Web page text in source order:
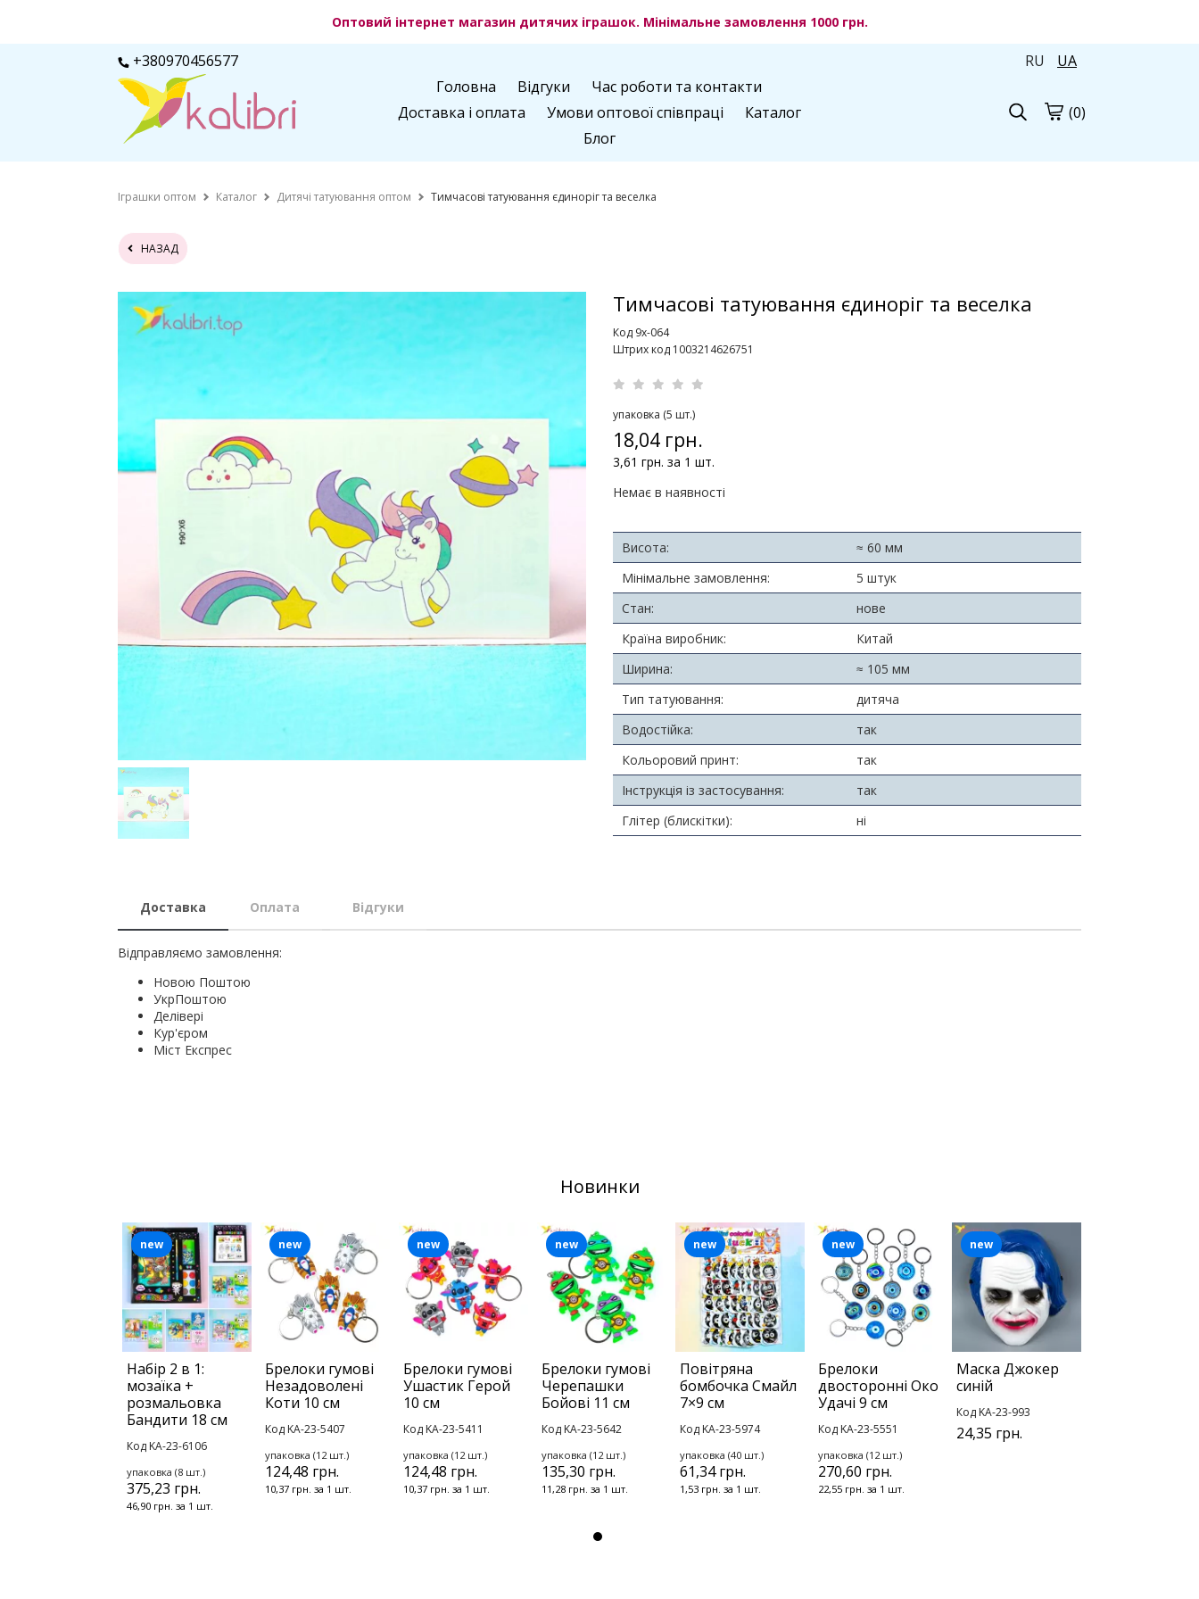
Оптовий інтернет магазин дитячих іграшок. Мінімальне замовлення 1000 грн.
+380970456577 RU
UA
Головна
Відгуки
Час роботи та контакти
Доставка і оплата
Умови оптової співпраці
Каталог
Блог
(0)
Іграшки оптом Каталог Дитячі татуювання оптом Тимчасові татуювання єдиноріг та веселка
НАЗАД
Тимчасові татуювання єдиноріг та веселка
Код 9х-064
Штрих код 1003214626751
упаковка (5 шт.)
18,04 грн.
3,61 грн. за 1 шт.
Немає в наявності
Висота:
≈ 60 мм
Мінімальне замовлення:
5 штук
Стан:
нове
Країна виробник:
Китай
Ширина:
≈ 105 мм
Тип татуювання:
дитяча
Водостійка:
так
Кольоровий принт:
так
Інструкція із застосування:
так
Глітер (блискітки):
ні
Доставка Оплата Відгуки
Відправляємо замовлення:
Новою Поштою
УкрПоштою
Делівері
Кур'єром
Міст Експрес
Новинки
Набір 2 в 1:
мозаїка +
розмальовка
Бандити 18 см
Код KA-23-6106
упаковка (8 шт.)
375,23 грн.
46,90 грн. за 1 шт.
new
Брелоки гумові
Незадоволені
Коти 10 см
Код KA-23-5407
упаковка (12 шт.)
124,48 грн.
10,37 грн. за 1 шт.
new
Брелоки гумові
Ушастик Герой
10 см
Код KA-23-5411
упаковка (12 шт.)
124,48 грн.
10,37 грн. за 1 шт.
new
Брелоки гумові
Черепашки
Бойові 11 см
Код KA-23-5642
упаковка (12 шт.)
135,30 грн.
11,28 грн. за 1 шт.
new
Повітряна
бомбочка Смайл
7×9 см
Код KA-23-5974
упаковка (40 шт.)
61,34 грн.
1,53 грн. за 1 шт.
new
Брелоки
двосторонні Око
Удачі 9 см
Код KA-23-5551
упаковка (12 шт.)
270,60 грн.
22,55 грн. за 1 шт.
new
Маска Джокер
синій
Код KA-23-993
24,35 грн.
new